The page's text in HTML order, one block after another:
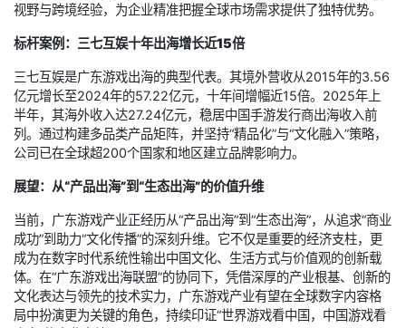
视野与跨境经验，为企业精准把握全球市场需求提供了独特优势。
标杆案例：三七互娱十年出海增长近15倍
三七互娱是广东游戏出海的典型代表。其境外营收从2015年的3.56
亿元增长至2024年的57.22亿元，十年间增幅近15倍。2025年上
半年，其海外收入达27.24亿元，稳居中国手游发行商出海收入前
列。通过构建多品类产品矩阵，并坚持“精品化”与“文化融入”策略，
公司已在全球超200个国家和地区建立品牌影响力。
展望：从“产品出海”到“生态出海”的价值升维
当前，广东游戏产业正经历从“产品出海”到“生态出海”，从追求“商业
成功”到助力“文化传播”的深刻升维。它不仅是重要的经济支柱，更
成为在数字时代系统性输出中国文化、生活方式与价值观的创新载
体。在“广东游戏出海联盟”的协同下，凭借深厚的产业根基、创新的
文化表达与领先的技术实力，广东游戏产业有望在全球数字内容格
局中扮演更为关键的角色，持续印证“世界游戏看中国，中国游戏看